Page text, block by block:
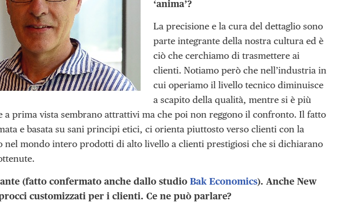
‘anima’?
La precisione e la cura del dettaglio sono
parte integrante della nostra cultura ed è
ciò che cerchiamo di trasmettere ai
clienti. Notiamo però che nell’industria in
cui operiamo il livello tecnico diminuisce
a scapito della qualità, mentre si è più
a prima vista sembrano attrattivi ma che poi non reggono il confronto. Il fatto
e basata su sani principi etici, ci orienta piuttosto verso clienti con la
nel mondo intero prodotti di alto livello a clienti prestigiosi che si dichiarano
(fatto confermato anche dallo studio Bak Economics). Anche New
customizzati per i clienti. Ce ne può parlare?